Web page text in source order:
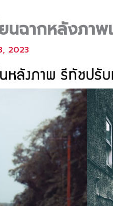
นฉากหลังภาพ
2023